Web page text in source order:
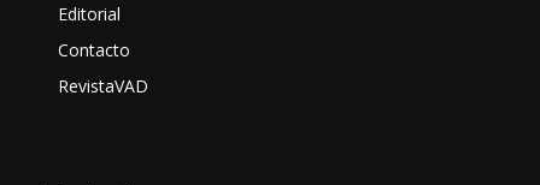
Editorial
Contacto
RevistaVAD